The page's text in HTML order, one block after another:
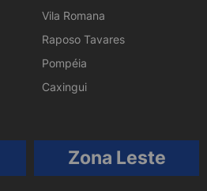
Vila Romana
Raposo Tavares
Pompéia
Caxingui
Zona Leste